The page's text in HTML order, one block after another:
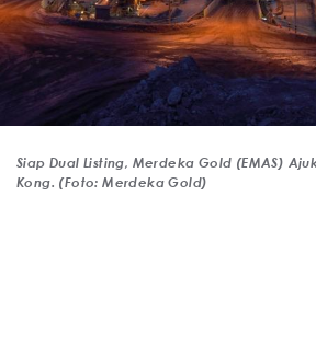
Siap Dual Listing, Merdeka Gold (EMAS)
Kong. (Foto: Merdeka Gold)